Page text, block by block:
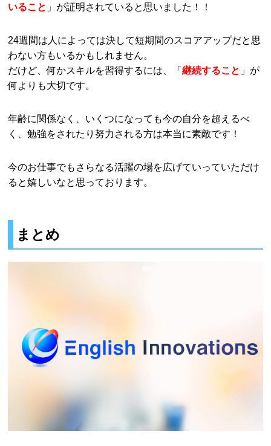
いること 」が証明されていると思いました！！
24週間は人によっては決して短期間のスコアアップだと思
わない方もいるかもしれません。
だけど、何かスキルを習得するには、「継続すること 」が
何よりも大切です。
年齢に関係なく、いくつになっても今の自分を超えるべ
く、勉強をされたり努力される方は本当に素敵です！
今のお仕事でもさらなる活躍の場を広げていっていただけ
ると嬉しいなと思っております。
まとめ